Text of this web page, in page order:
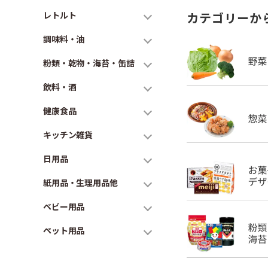
レトルト
調味料・油
粉類・乾物・海苔・缶詰
飲料・酒
健康食品
キッチン雑貨
日用品
紙用品・生理用品他
ベビー用品
ペット用品
カテゴリーか